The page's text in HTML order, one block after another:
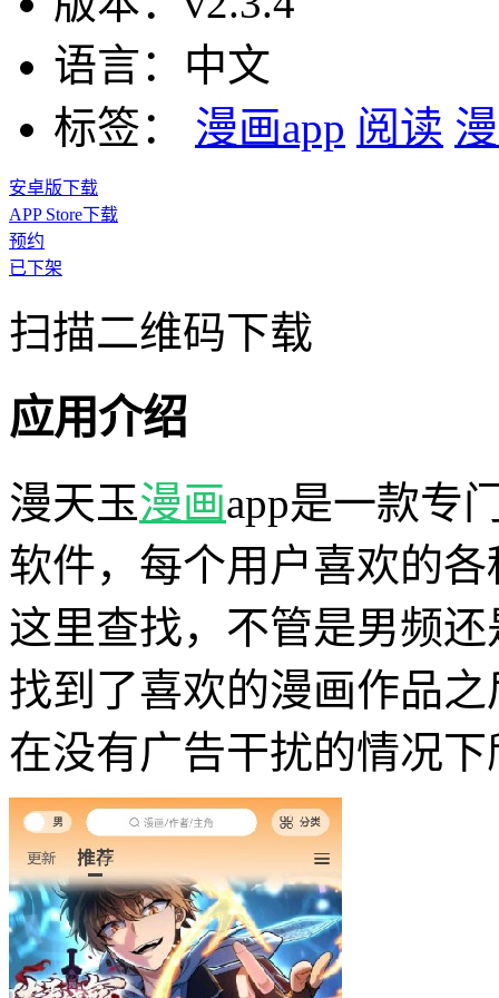
语言： 中文
标签：
漫画app 阅读
安卓版下载
APP Store下载
预约
已下架
扫描二维码下载
应用介绍
漫天玉漫画app是一款专
软件，每个用户喜欢的
这里查找，不管是男频
找到了喜欢的漫画作品
在没有广告干扰的情况